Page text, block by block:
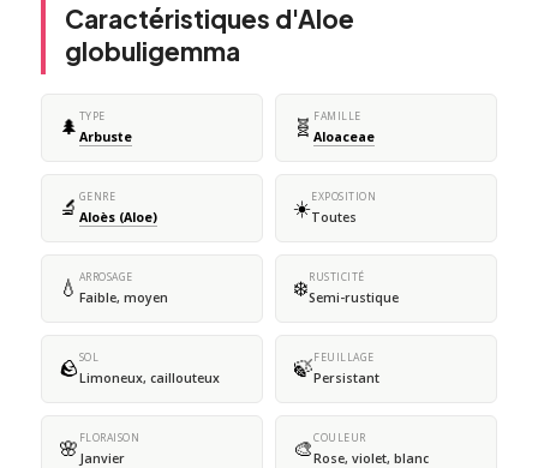
Caractéristiques d'Aloe
globuligemma
🌲 TYPE
Arbuste 🧬 FAMILLE
Aloaceae
🔬 GENRE
Aloès (Aloe) ☀️EXPOSITION
Toutes
💧 ARROSAGE
Faible, moyen ❄️RUSTICITÉ
Semi-rustique
🪨SOL
Limoneux, caillouteux 🍃FEUILLAGE
Persistant
🌸 FLORAISON
Janvier 🎨COULEUR
Rose, violet, blanc